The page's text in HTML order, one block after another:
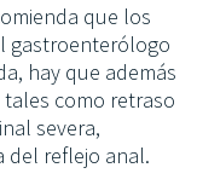
que los
gastroenterólogo
hay que además
como retraso
severa,
del reflejo anal.